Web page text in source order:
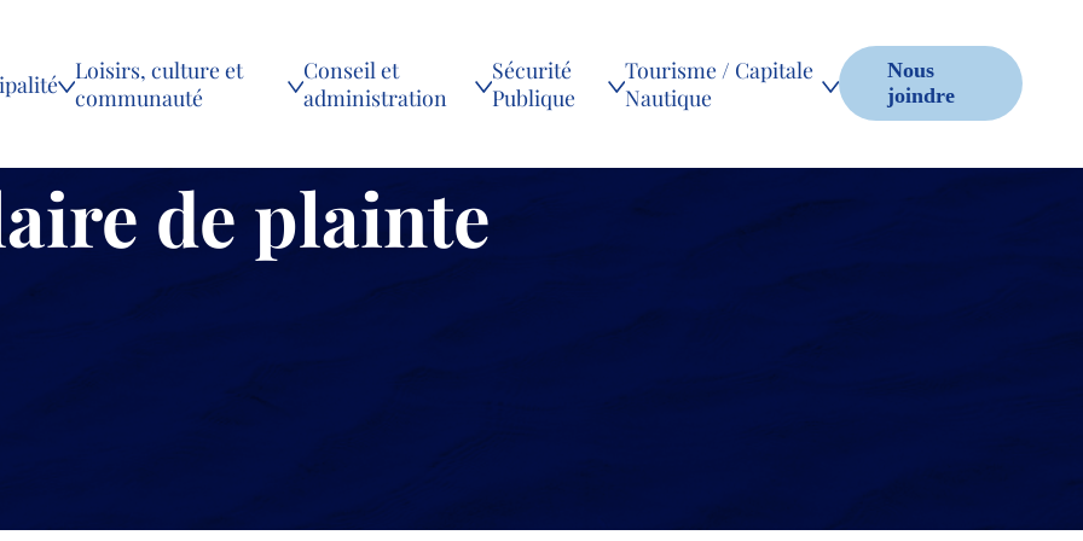
Loisirs, culture et
communauté
Conseil et
administration
Sécurité
Publique
Tourisme / Capitale
Nautique
Nous
joindre
de plainte